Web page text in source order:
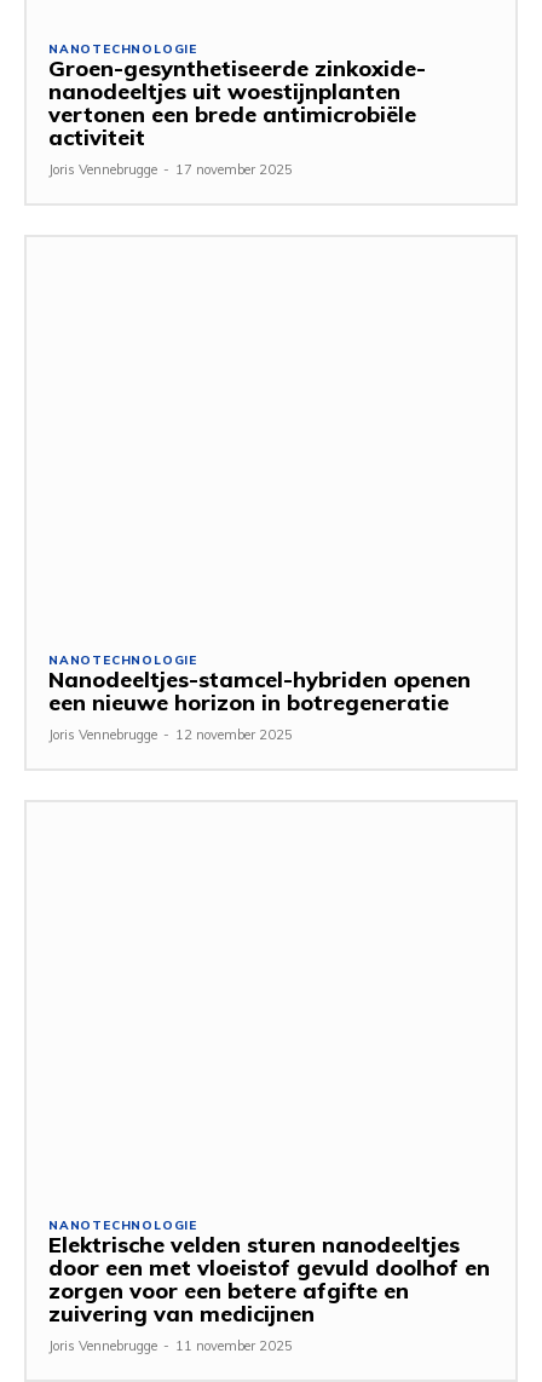
NANOTECHNOLOGIE
Groen-gesynthetiseerde zinkoxide-
nanodeeltjes uit woestijnplanten
vertonen een brede antimicrobiële
activiteit
Joris Vennebrugge - 17 november 2025
NANOTECHNOLOGIE
Nanodeeltjes-stamcel-hybriden openen
een nieuwe horizon in botregeneratie
Joris Vennebrugge - 12 november 2025
NANOTECHNOLOGIE
Elektrische velden sturen nanodeeltjes
door een met vloeistof gevuld doolhof en
zorgen voor een betere afgifte en
zuivering van medicijnen
Joris Vennebrugge - 11 november 2025